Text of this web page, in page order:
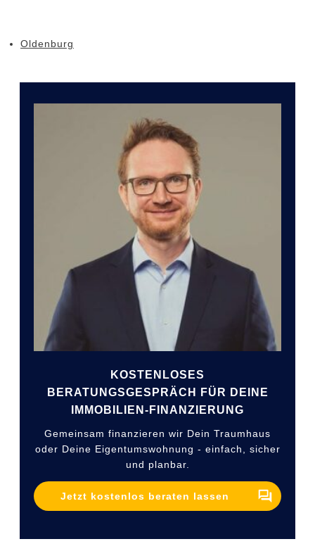
Oldenburg
KOSTENLOSES
BERATUNGSGESPRÄCH FÜR DEINE
IMMOBILIEN-FINANZIERUNG
Gemeinsam finanzieren wir Dein Traumhaus
oder Deine Eigentumswohnung - einfach, sicher
und planbar.
Jetzt kostenlos beraten lassen